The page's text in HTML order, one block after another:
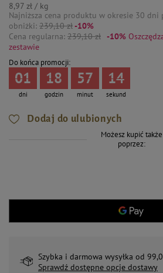
8,97 zł / kg
Najniższa cena produktu w okresie 30 dni
obniżki: 239,10 zł-10%
Cena regularna: 239,10 zł -10%
zestawie
Do końca promocji:
dni
01
godzin
18
minut
57
sekund
13
Dodaj do ulubionych
Możesz kupić także
poprzez:
Szybka i darmowa wysyłka od
Sprawdź dostępne opcje dostawy